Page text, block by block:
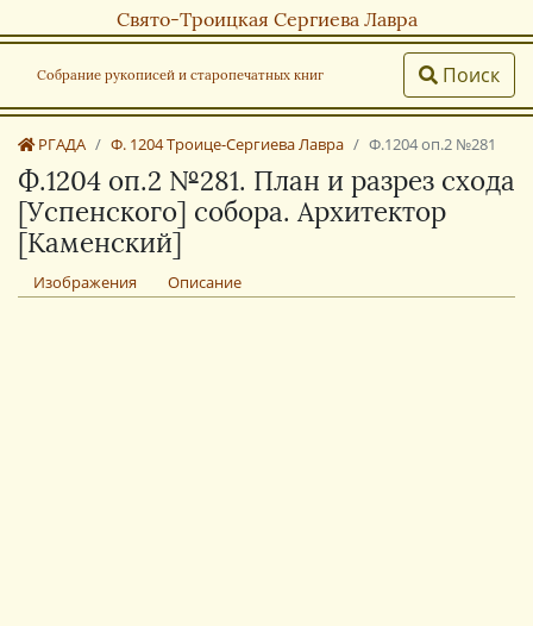
Свято-Троицкая Сергиева Лавра
Собрание рукописей и старопечатных книг Поиск
РГАДА Ф. 1204 Троице-Сергиева Лавра Ф.1204 оп.2 №281
Ф.1204 оп.2 №281. План и разрез схода
[Успенского] собора. Архитектор
[Каменский]
Изображения Описание